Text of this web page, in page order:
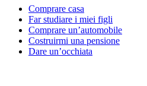
Comprare casa
Far studiare i miei figli
Comprare un’automobile
Costruirmi una pensione
Dare un’occhiata